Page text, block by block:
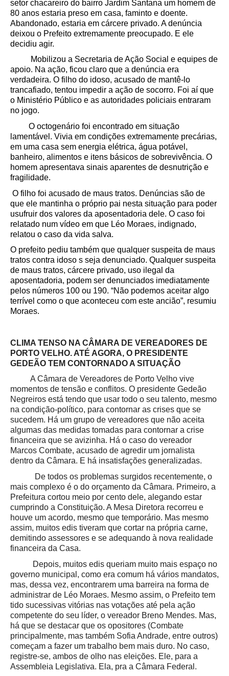
setor chacareiro do bairro Jardim Santana um homem de
80 anos estaria preso em casa, faminto e doente.
Abandonado, estaria em cárcere privado. A denúncia
deixou o Prefeito extremamente preocupado. E ele
decidiu agir.
Mobilizou a Secretaria de Ação Social e equipes de
apoio. Na ação, ficou claro que a denúncia era
verdadeira. O filho do idoso, acusado de mantê-lo
trancafiado, tentou impedir a ação de socorro. Foi aí que
o Ministério Público e as autoridades policiais entraram
no jogo.
O octogenário foi encontrado em situação
lamentável. Vivia em condições extremamente precárias,
em uma casa sem energia elétrica, água potável,
banheiro, alimentos e itens básicos de sobrevivência. O
homem apresentava sinais aparentes de desnutrição e
fragilidade.
O filho foi acusado de maus tratos. Denúncias são de
que ele mantinha o próprio pai nesta situação para poder
usufruir dos valores da aposentadoria dele. O caso foi
relatado num vídeo em que Léo Moraes, indignado,
relatou o caso da vida salva.
O prefeito pediu também que qualquer suspeita de maus
tratos contra idoso s seja denunciado. Qualquer suspeita
de maus tratos, cárcere privado, uso ilegal da
aposentadoria, podem ser denunciados imediatamente
pelos números 100 ou 190. “Não podemos aceitar algo
terrível como o que aconteceu com este ancião”, resumiu
Moraes.
CLIMA TENSO NA CÂMARA DE VEREADORES DE
PORTO VELHO. ATÉ AGORA, O PRESIDENTE
GEDEÃO TEM CONTORNADO A SITUAÇÃO
A Câmara de Vereadores de Porto Velho vive
momentos de tensão e conflitos. O presidente Gedeão
Negreiros está tendo que usar todo o seu talento, mesmo
na condição-político, para contornar as crises que se
sucedem. Há um grupo de vereadores que não aceita
algumas das medidas tomadas para contornar a crise
financeira que se avizinha. Há o caso do vereador
Marcos Combate, acusado de agredir um jornalista
dentro da Câmara. E há insatisfações generalizadas.
De todos os problemas surgidos recentemente, o
mais complexo é o do orçamento da Câmara. Primeiro, a
Prefeitura cortou meio por cento dele, alegando estar
cumprindo a Constituição. A Mesa Diretora recorreu e
houve um acordo, mesmo que temporário. Mas mesmo
assim, muitos edis tiveram que cortar na própria carne,
demitindo assessores e se adequando à nova realidade
financeira da Casa.
Depois, muitos edis queriam muito mais espaço no
governo municipal, como era comum há vários mandatos,
mas, dessa vez, encontrarem uma barreira na forma de
administrar de Léo Moraes. Mesmo assim, o Prefeito tem
tido sucessivas vitórias nas votações até pela ação
competente do seu líder, o vereador Breno Mendes. Mas,
há que se destacar que os opositores (Combate
principalmente, mas também Sofia Andrade, entre outros)
começam a fazer um trabalho bem mais duro. No caso,
registre-se, ambos de olho nas eleições. Ele, para a
Assembleia Legislativa. Ela, pra a Câmara Federal.